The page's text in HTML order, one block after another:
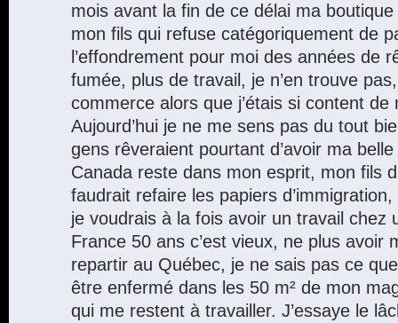
mois avant la fin de ce délai ma boutique
mon fils qui refuse catégoriquement de
l’effondrement pour moi des années de
fumée, plus de travail, je n’en trouve
commerce alors que j’étais si content de
Aujourd’hui je ne me sens pas du tout
gens rêveraient pourtant d’avoir ma
Canada reste dans mon esprit, mon fils
faudrait refaire les papiers
je voudrais à la fois avoir un travail chez
France 50 ans c’est vieux, ne plus avoir
repartir au Québec, je ne sais pas ce
être enfermé dans les 50 m² de mon
qui me restent à travailler. J’essaye le